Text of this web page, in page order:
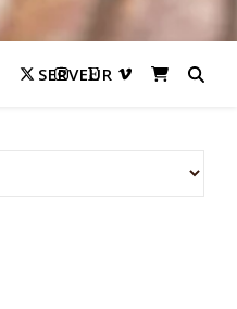
SERVEUR